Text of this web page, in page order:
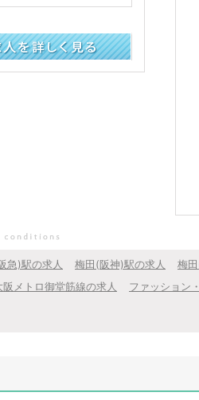
急)駅の求人 梅田(阪神)駅の求人 梅
阪メトロ御堂筋線の求人 ファッション